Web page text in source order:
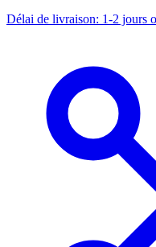
Délai de livraison: 1-2 jours